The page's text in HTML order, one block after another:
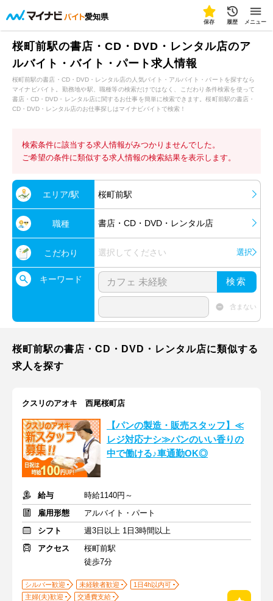
愛知県
保存 履歴 メニュー
桜町前駅の書店・CD・DVD・レンタル店のア
ルバイト・バイト・パート求人情報
桜町前駅の書店・CD・DVD・レンタル店の人気バイト・アルバイト・パートを探すなら
マイナビバイト。勤務地や駅、職種等の検索だけではなく、こだわり条件検索を使って
書店・CD・DVD・レンタル店に関するお仕事を簡単に検索できます。桜町前駅の書店・
CD・DVD・レンタル店のお仕事探しはマイナビバイトで検索！
検索条件に該当する求人情報がみつかりませんでした。
ご希望の条件に類似する求人情報の検索結果を表示します。
エリア/駅 桜町前駅
職種 書店・CD・DVD・レンタル店
こだわり 選択してください 選択
キーワード 検索
含まない
桜町前駅の書店・CD・DVD・レンタル店に類似する
求人を探す
クスリのアオキ 西尾桜町店
【パンの製造・販売スタッフ】≪
レジ対応ナシ≫パンのいい香りの
中で働ける♪車通勤OK◎
給与
時給1140円～
雇用形態
アルバイト・パート
シフト
週3日以上 1日3時間以上
アクセス
桜町前駅
徒歩7分
シルバー歓迎 未経験者歓迎
1日4h以内可
主婦(夫)歓迎
交通費支給